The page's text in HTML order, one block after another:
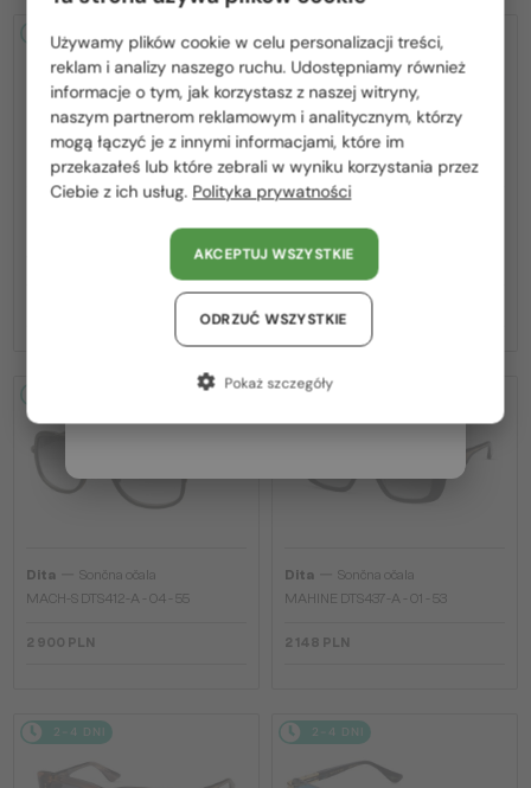
2-4 DNI
MACH ONE DRX-2030 TITANIUM -
2-4 DNI
MACH SIX//TITANIUM DTS121 - 01 -
62
Dita
Sončna očala
MACH-S DTS412-A - 04 - 55
2 900 PLN
2-4 DNI
Dita
Sončna očala
MAHINE DTS437-A - 01 - 53
2 148 PLN
2-4 DNI 2-4 DNI
Proszę wybierz z listy odpowiedni dla Ciebie kraj:
Polska / PL
România / RO
Magyarország / HU
United Arab Emirates / EN
Austria / AT
Niemcy / DE
Włochy / IT
Używamy plików cookie w celu personalizacji treści,
reklam i analizy naszego ruchu. Udostępniamy również
informacje o tym, jak korzystasz z naszej witryny,
naszym partnerom reklamowym i analitycznym, którzy
mogą łączyć je z innymi informacjami, które im
przekazałeś lub które zebrali w wyniku korzystania przez
Ciebie z ich usług. Polityka prywatności
AKCEPTUJ WSZYSTKIE
ODRZUĆ WSZYSTKIE
Pokaż szczegóły